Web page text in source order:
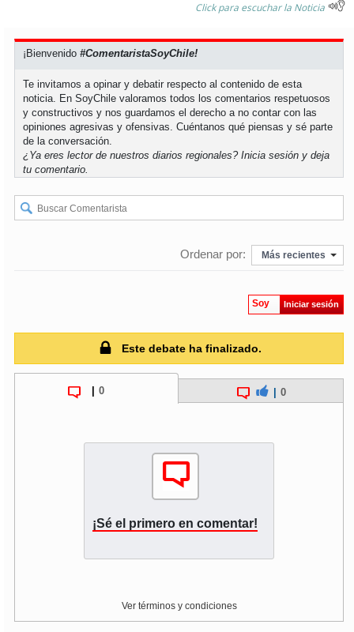
soy osorno
soypuertomontt
soychiloé
Click para escuchar la Noticia
¡Bienvenido#ComentaristaSoyChile!
Te invitamos a opinar y debatir respecto al contenido de esta
noticia. En SoyChile valoramos todos los comentarios respetuosos
y constructivos y nos guardamos el derecho a no contar con las
opiniones agresivas y ofensivas. Cuéntanos qué piensas y sé parte
de la conversación.
¿Ya eres lector de nuestros diarios regionales?Inicia sesión y deja
tu comentario.
Ordenar por: Más recientes
Soy Iniciar sesión
Este debate ha finalizado.
0 0
¡Sé el primero en comentar!
Ver términos y condiciones